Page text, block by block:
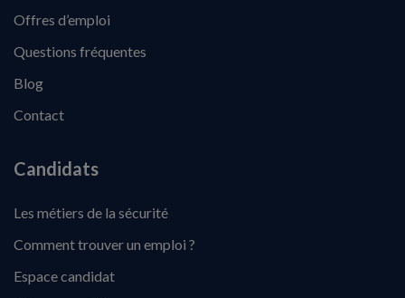
Offres d’emploi
Questions fréquentes
Blog
Contact
Candidats
Les métiers de la sécurité
Comment trouver un emploi ?
Espace candidat